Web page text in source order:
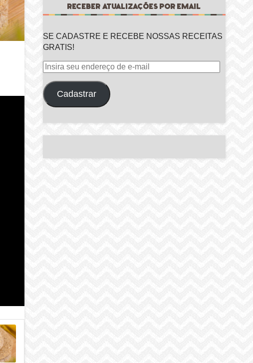
RECEBER ATUALIZAÇÕES POR EMAIL
SE CADASTRE E RECEBE NOSSAS RECEITAS
GRATIS!
Insira
endereço
de
Cadastrar